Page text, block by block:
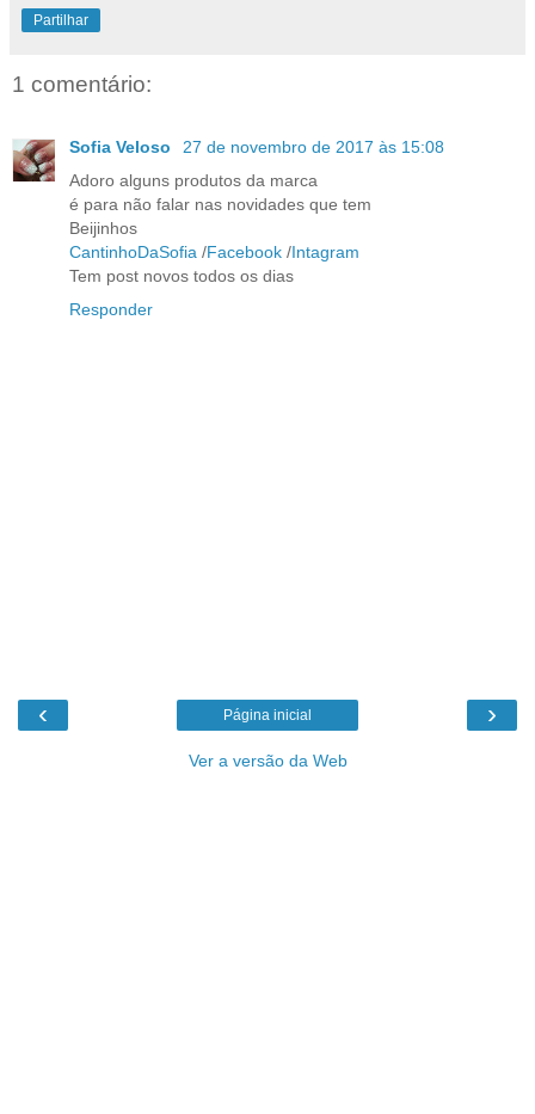
Partilhar
1 comentário:
Sofia Veloso
27 de novembro de 2017 às 15:08
Adoro alguns produtos da marca
é para não falar nas novidades que tem
Beijinhos
CantinhoDaSofia /Facebook /Intagram
Tem post novos todos os dias
Responder
‹ ›
Página inicial
Ver a versão da Web